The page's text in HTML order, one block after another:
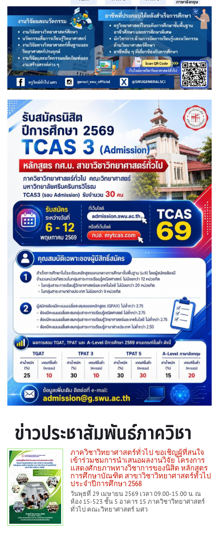
ข่าวประชาสัมพันธ์ภาควิชา
ภาควิชาวิทยาศาสตร์ทั่วไป ขอเชิญผู้ที่สนใจ
เข้าร่วมชมการนำเสนอผลงานวิจัย โครงการ
แสดงศักยภาพทางวิชาการของนิสิต หลักสูตร
การศึกษาบัณฑิต สาขาวิชาวิทยาศาสตร์ทั่วไป
ประจำปีการศึกษา 2568
วันพุธที่ 29 เมษายน 2569 เวลา 09.00-15.00 น. ณ
ห้อง 15-523 ชั้น 5 อาคาร 15 ภาควิชาวิทยาศาสตร์
ทั่วไป คณะวิทยาศาสตร์ มศว